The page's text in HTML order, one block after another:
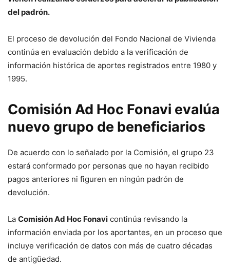
del padrón.
El proceso de devolución del Fondo Nacional de Vivienda
continúa en evaluación debido a la verificación de
información histórica de aportes registrados entre 1980 y
1995.
Comisión Ad Hoc Fonavi evalúa
nuevo grupo de beneficiarios
De acuerdo con lo señalado por la Comisión, el grupo 23
estará conformado por personas que no hayan recibido
pagos anteriores ni figuren en ningún padrón de
devolución.
La Comisión Ad Hoc Fonavi continúa revisando la
información enviada por los aportantes, en un proceso que
incluye verificación de datos con más de cuatro décadas
de antigüedad.